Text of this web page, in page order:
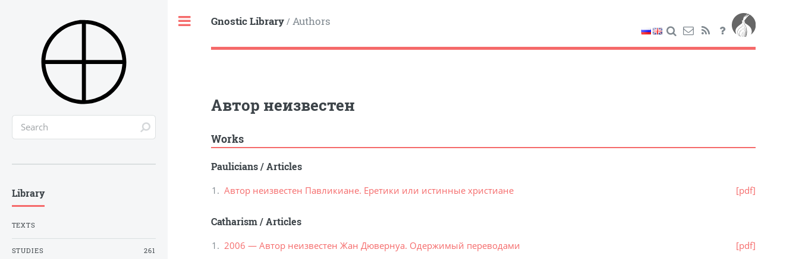
Gnostic Library/ Authors
Автор неизвестен
Works
Paulicians/Articles
Автор неизвестен Павликиане. Еретики или истинные христиане [pdf]
Catharism/Articles
2006 — Автор неизвестен Жан Дювернуа. Одержимый переводами [pdf]
Library
TEXTS
STUDIES 261
Toggle